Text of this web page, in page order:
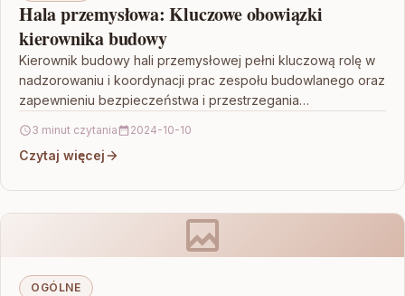
Hala przemysłowa: Kluczowe obowiązki
kierownika budowy
Kierownik budowy hali przemysłowej pełni kluczową rolę w
nadzorowaniu i koordynacji prac zespołu budowlanego oraz
zapewnieniu bezpieczeństwa i przestrzegania
3 minut czytania 2024-10-10
Czytaj więcej
OGÓLNE